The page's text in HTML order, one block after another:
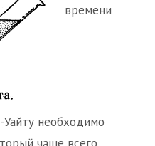
времени
необходимо